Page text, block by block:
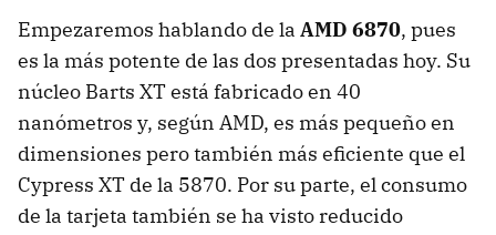
Empezaremos hablando de la AMD 6870, pues
es la más potente de las dos presentadas hoy. Su
núcleo Barts XT está fabricado en 40
nanómetros y, según AMD, es más pequeño en
dimensiones pero también más eficiente que el
Cypress XT de la 5870. Por su parte, el consumo
de la tarjeta también se ha visto reducido